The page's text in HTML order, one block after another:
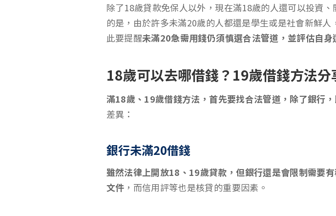
除了18歲貸款免保人以外，現在滿18歲的人還可以投資
的是，由於許多未滿20歲的人都還是學生或是社會新鮮
此要提醒未滿20急需用錢仍須慎選合法管道，並評估自身
18歲可以去哪借錢？19歲借錢方法分
滿18歲、19歲借錢方法，首先要找合法管道，除了銀行
差異：
銀行未滿20借錢
雖然法律上開放18、19歲貸款，但銀行還是會限制需要
文件 ，而信用評等也是核貸的重要因素。